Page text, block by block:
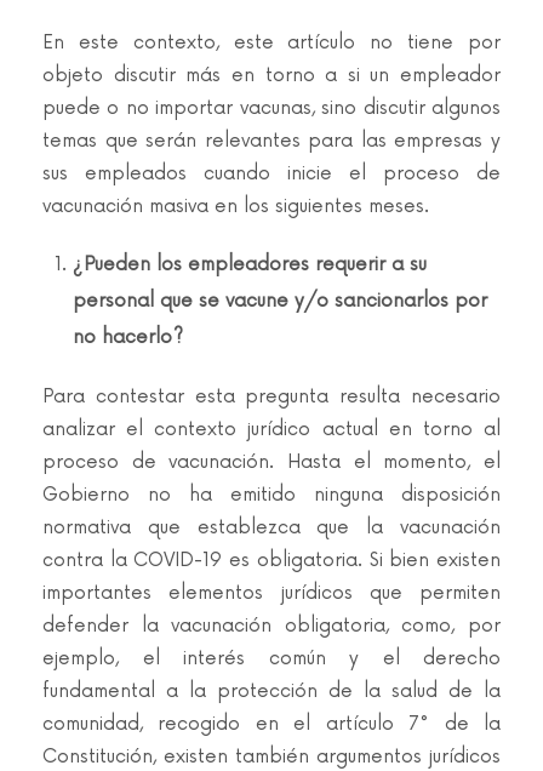
En este contexto, este artículo no tiene por
objeto discutir más en torno a si un empleador
puede o no importar vacunas, sino discutir algunos
temas que serán relevantes para las empresas y
sus empleados cuando inicie el proceso de
vacunación masiva en los siguientes meses.
¿Pueden los empleadores requerir a su
personal que se vacune y/o sancionarlos por
no hacerlo?
Para contestar esta pregunta resulta necesario
analizar el contexto jurídico actual en torno al
proceso de vacunación. Hasta el momento, el
Gobierno no ha emitido ninguna disposición
normativa que establezca que la vacunación
contra la COVID-19 es obligatoria. Si bien existen
importantes elementos jurídicos que permiten
defender la vacunación obligatoria, como, por
ejemplo, el interés común y el derecho
fundamental a la protección de la salud de la
comunidad, recogido en el artículo 7° de la
Constitución, existen también argumentos jurídicos